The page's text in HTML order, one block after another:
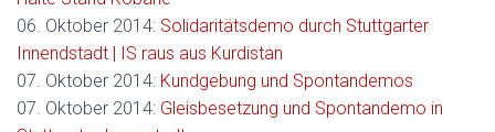
06. Oktober 2014: Solidaritätsdemo durch Stuttgarter
Innendstadt | IS raus aus Kurdistan
07. Oktober 2014: Kundgebung und Spontandemos
07. Oktober 2014: Gleisbesetzung und Spontandemo in